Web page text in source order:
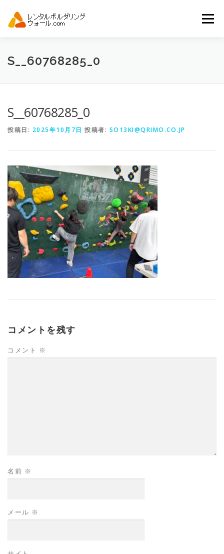
メニュー
トップ 自動見積り
S__60768285_0
S__60768285_0
投稿日: 2025年10月7日 投稿者: SO13KI@QRIMO.CO.JP
コメントを残す
コメント ※
名前 ※
メール ※